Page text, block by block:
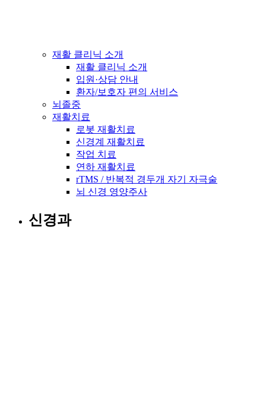
재활 클리닉 소개
재활 클리닉 소개
입원·상담 안내
환자/보호자 편의 서비스
뇌졸중
재활치료
로봇 재활치료
신경계 재활치료
작업 치료
연하 재활치료
rTMS / 반복적 경두개 자기 자극술
뇌 신경 영양주사
신경과